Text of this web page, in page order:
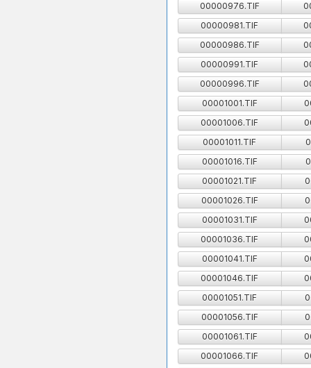
00000976.TIF
00000981.TIF
00000986.TIF
00000991.TIF
00000996.TIF
00001001.TIF
00001006.TIF
00001011.TIF
00001016.TIF
00001021.TIF
00001026.TIF
00001031.TIF
00001036.TIF
00001041.TIF
00001046.TIF
00001051.TIF
00001056.TIF
00001061.TIF
00001066.TIF